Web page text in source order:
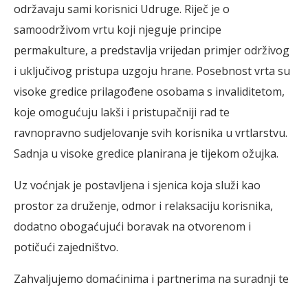
održavaju sami korisnici Udruge. Riječ je o
samoodrživom vrtu koji njeguje principe
permakulture, a predstavlja vrijedan primjer održivog
i uključivog pristupa uzgoju hrane. Posebnost vrta su
visoke gredice prilagođene osobama s invaliditetom,
koje omogućuju lakši i pristupačniji rad te
ravnopravno sudjelovanje svih korisnika u vrtlarstvu.
Sadnja u visoke gredice planirana je tijekom ožujka.
Uz voćnjak je postavljena i sjenica koja služi kao
prostor za druženje, odmor i relaksaciju korisnika,
dodatno obogaćujući boravak na otvorenom i
potičući zajedništvo.
Zahvaljujemo domaćinima i partnerima na suradnji te